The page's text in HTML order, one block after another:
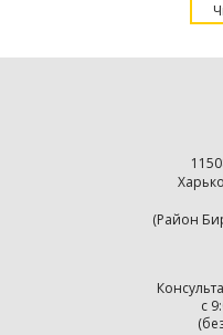
Купить Подарки для юриста в
(Район
с